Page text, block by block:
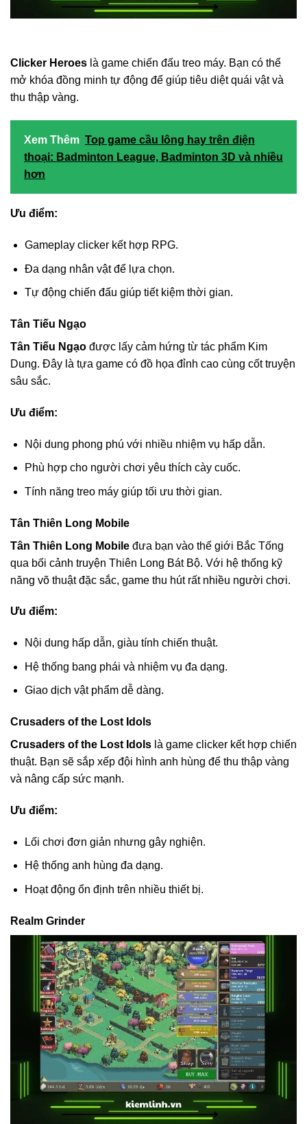
Clicker Heroes là game chiến đấu treo máy. Bạn có thể
mở khóa đồng minh tự động để giúp tiêu diệt quái vật và
thu thập vàng.
Xem Thêm Top game cầu lông hay trên điện
thoại: Badminton League, Badminton 3D và nhiều
hơn
Ưu điểm:
Gameplay clicker kết hợp RPG.
Đa dạng nhân vật để lựa chọn.
Tự động chiến đấu giúp tiết kiệm thời gian.
Tân Tiếu Ngạo
Tân Tiếu Ngạo được lấy cảm hứng từ tác phẩm Kim
Dung. Đây là tựa game có đồ họa đỉnh cao cùng cốt truyện
sâu sắc.
Ưu điểm:
Nội dung phong phú với nhiều nhiệm vụ hấp dẫn.
Phù hợp cho người chơi yêu thích cày cuốc.
Tính năng treo máy giúp tối ưu thời gian.
Tân Thiên Long Mobile
Tân Thiên Long Mobile đưa bạn vào thế giới Bắc Tống
qua bối cảnh truyện Thiên Long Bát Bộ. Với hệ thống kỹ
năng võ thuật đặc sắc, game thu hút rất nhiều người chơi.
Ưu điểm:
Nội dung hấp dẫn, giàu tính chiến thuật.
Hệ thống bang phái và nhiệm vụ đa dạng.
Giao dịch vật phẩm dễ dàng.
Crusaders of the Lost Idols
Crusaders of the Lost Idols là game clicker kết hợp chiến
thuật. Bạn sẽ sắp xếp đội hình anh hùng để thu thập vàng
và nâng cấp sức mạnh.
Ưu điểm:
Lối chơi đơn giản nhưng gây nghiện.
Hệ thống anh hùng đa dạng.
Hoạt động ổn định trên nhiều thiết bị.
Realm Grinder